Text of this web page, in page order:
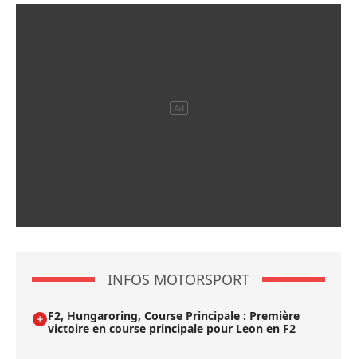
INFOS MOTORSPORT
F2, Hungaroring, Course Principale : Première
victoire en course principale pour Leon en F2